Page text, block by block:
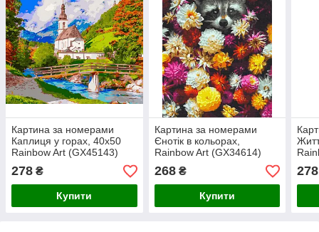
Картина за номерами
Каплиця у горах, 40х50
Rainbow Art (GX45143)
278 ₴
Купити
Картина за номерами
Єнотік в кольорах,
Rainbow Art (GX34614)
268₴
Купити
278